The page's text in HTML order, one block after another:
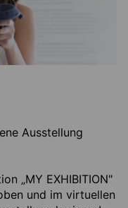
Ausstellung
„MY EXHIBITION"
und im virtuellen